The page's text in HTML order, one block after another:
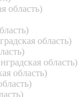
область)
область)
область)
область)